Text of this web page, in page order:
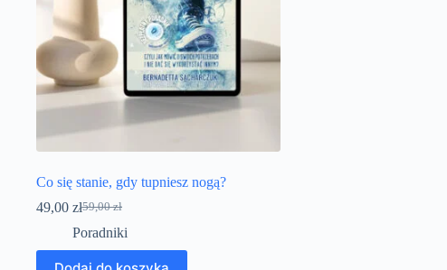
Co się stanie, gdy tupniesz nogą?
59,00zł
Pierwotna
cena
59,00 zł.
49,00 złAktualna
cena
49,00 zł.
Poradniki